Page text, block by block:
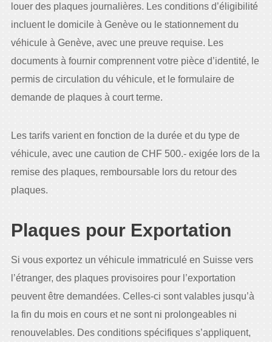
louer des plaques journalières. Les conditions d’éligibilité
incluent le domicile à Genève ou le stationnement du
véhicule à Genève, avec une preuve requise. Les
documents à fournir comprennent votre pièce d’identité, le
permis de circulation du véhicule, et le formulaire de
demande de plaques à court terme.
Les tarifs varient en fonction de la durée et du type de
véhicule, avec une caution de CHF 500.- exigée lors de la
remise des plaques, remboursable lors du retour des
plaques.
Plaques pour Exportation
Si vous exportez un véhicule immatriculé en Suisse vers
l’étranger, des plaques provisoires pour l’exportation
peuvent être demandées. Celles-ci sont valables jusqu’à
la fin du mois en cours et ne sont ni prolongeables ni
renouvelables. Des conditions spécifiques s’appliquent,